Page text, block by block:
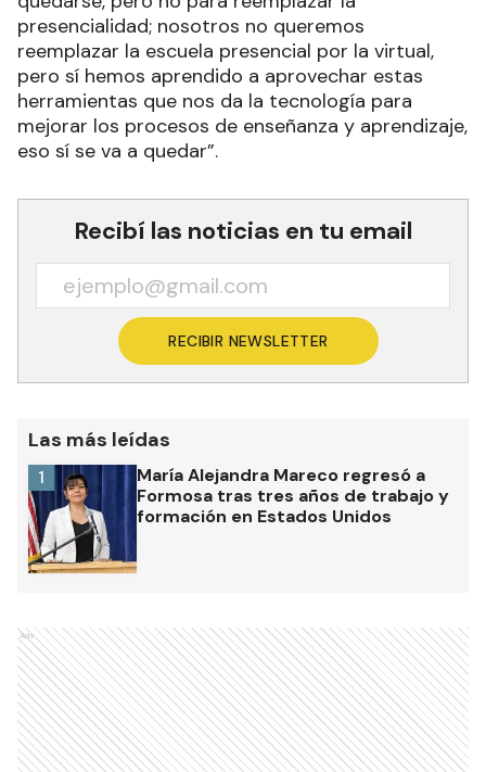
presencialidad; nosotros no queremos
reemplazar la escuela presencial por la virtual,
pero sí hemos aprendido a aprovechar estas
herramientas que nos da la tecnología para
mejorar los procesos de enseñanza y aprendizaje,
eso sí se va a quedar”.
Recibí las noticias en tu email
RECIBIR NEWSLETTER
Las más leídas
María Alejandra Mareco regresó a
Formosa tras tres años de trabajo y
formación en Estados Unidos
1
Ads